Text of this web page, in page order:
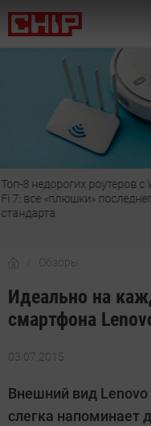
Подпишись на наш канал в
мессенджере МАХ
Обзоры
Идеально на
смартфона
03.07.2015
Автор:
Киреев
Внешний вид Lenovo
слегка напоминает